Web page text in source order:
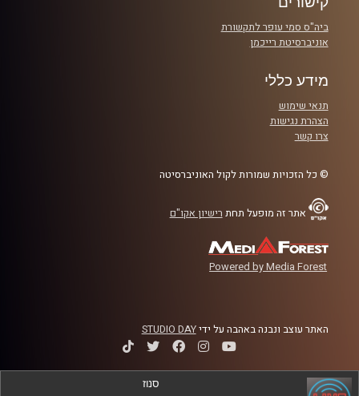
ביה"ס סמי עופר לתקשורת
אוניברסיטת רייכמן
מידע כללי
תנאי שימוש
הצהרת נגישות
צרו קשר
© כל הזכויות שמורות לקול האוניברסיטה
אתר זה מופעל תחת רישיון אקו"ם
Powered by Media Forest
האתר עוצב ונבנה באהבה על ידיSTUDIO DAY
סנוז